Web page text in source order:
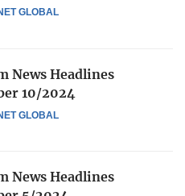
GLOBAL
GLOBAL
News Headlines
10/2024
News Headlines